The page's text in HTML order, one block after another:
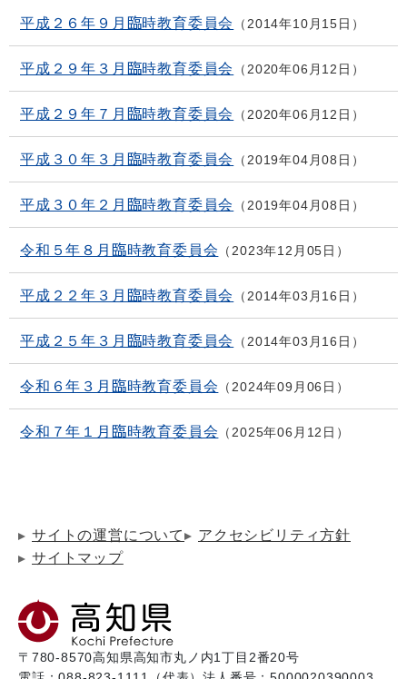
平成２６年９月臨時教育委員会 2014年10月15日
平成２９年３月臨時教育委員会 2020年06月12日
平成２９年７月臨時教育委員会 2020年06月12日
平成３０年３月臨時教育委員会 2019年04月08日
平成３０年２月臨時教育委員会 2019年04月08日
令和５年８月臨時教育委員会 2023年12月05日
平成２２年３月臨時教育委員会 2014年03月16日
平成２５年３月臨時教育委員会 2014年03月16日
令和６年３月臨時教育委員会 2024年09月06日
令和７年１月臨時教育委員会 2025年06月12日
サイトの運営について
アクセシビリティ方針
サイトマップ
〒780-8570高知県高知市丸ノ内1丁目2番20号